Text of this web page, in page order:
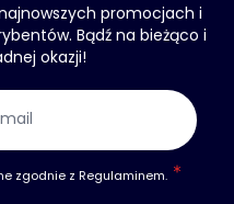
promocjach i
Bądź na bieżąco i
okazji!
zgodnie z Regulaminem.